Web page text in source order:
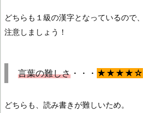
どちらも１級の漢字となっているので
注意しましょう！
言葉の難しさ ・・・ ★★★★☆
どちらも、読み書きが難しいため。